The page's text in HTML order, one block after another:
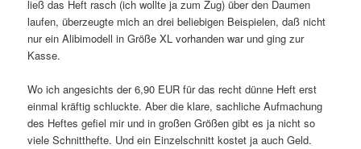
ließ das Heft rasch (ich wollte ja zum Zug) über den Daumen
laufen, überzeugte mich an drei beliebigen Beispielen, daß nicht
nur ein Alibimodell in Größe XL vorhanden war und ging zur
Kasse.
Wo ich angesichts der 6,90 EUR für das recht dünne Heft erst
einmal kräftig schluckte. Aber die klare, sachliche Aufmachung
des Heftes gefiel mir und in großen Größen gibt es ja nicht so
viele Schnitthefte. Und ein Einzelschnitt kostet ja auch Geld.